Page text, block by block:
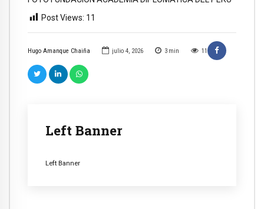
Hugo Amanque Chaiña julio 4, 2026 3 min 11
Left Banner
Left Banner
Post Views: 11